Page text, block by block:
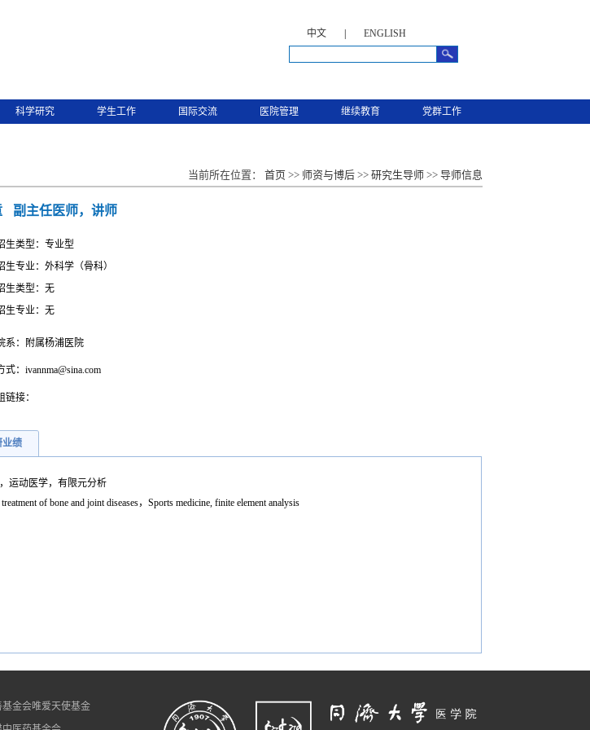
中文 ENGLISH
科学研究 学生工作 国际交流 医院管理 继续教育 党群工作
当前所在位置： 首页 >> 师资与博后 >> 研究生导师 >> 导师信息
副主任医师，讲师
生类型：专业型
生专业：外科学（骨科）
生类型：无
生专业：无
系：附属杨浦医院
式：ivannma@sina.com
链接：
业绩
运动医学，有限元分析
of bone and joint diseases，Sports medicine, finite element analysis
金会唯爱天使基金